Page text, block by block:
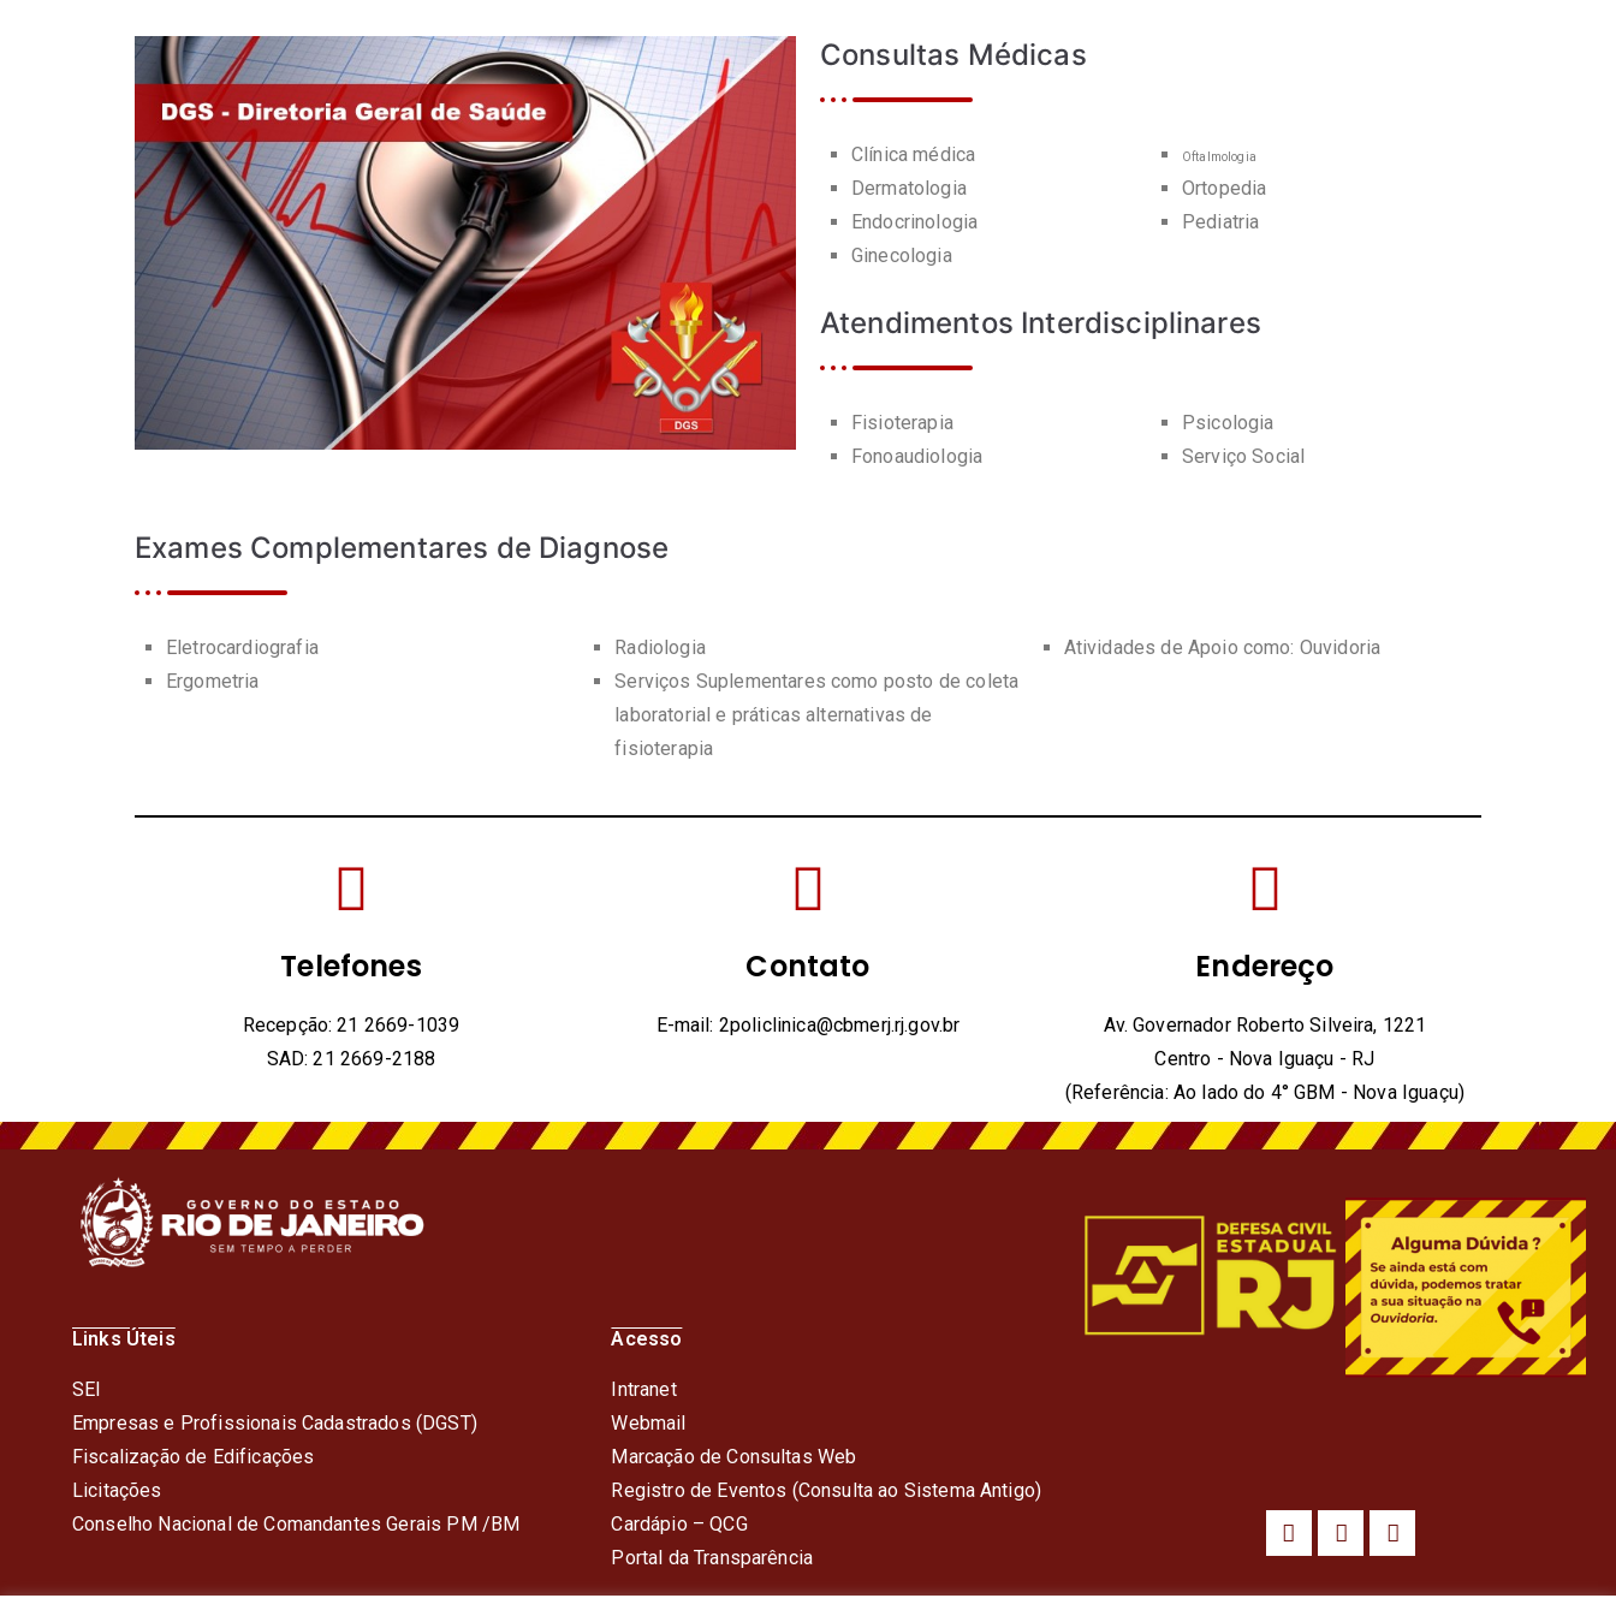
Consultas Médicas
Clínica médica
Dermatologia
Endocrinologia
Ginecologia
Oftalmologia
Ortopedia
Pediatria
Atendimentos Interdisciplinares
Fisioterapia
Fonoaudiologia
Psicologia
Serviço Social
Exames Complementares de Diagnose
Eletrocardiografia
Ergometria
Radiologia
Serviços Suplementares como posto de coleta
laboratorial e práticas alternativas de
fisioterapia
Atividades de Apoio como: Ouvidoria
Telefones
Recepção: 21 2669-1039
SAD: 21 2669-2188
Contato
E-mail: 2policlinica@cbmerj.rj.gov.br
Endereço
Av. Governador Roberto Silveira, 1221
Centro - Nova Iguaçu - RJ
(Referência: Ao lado do 4° GBM - Nova Iguaçu)
Links Úteis
SEI
Empresas e Profissionais Cadastrados (DGST)
Fiscalização de Edificações
Licitações
Conselho Nacional de Comandantes Gerais PM /BM
Acesso
Intranet
Webmail
Marcação de Consultas Web
Registro de Eventos (Consulta ao Sistema Antigo)
Cardápio – QCG
Portal da Transparência